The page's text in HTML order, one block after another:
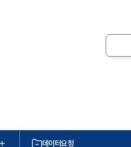
데이터요청